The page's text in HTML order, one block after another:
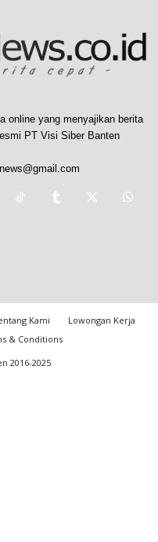
online yang menyajikan berita
PT Visi Siber Banten
Kami
Lowongan Kerja
& Conditions
2016-2025